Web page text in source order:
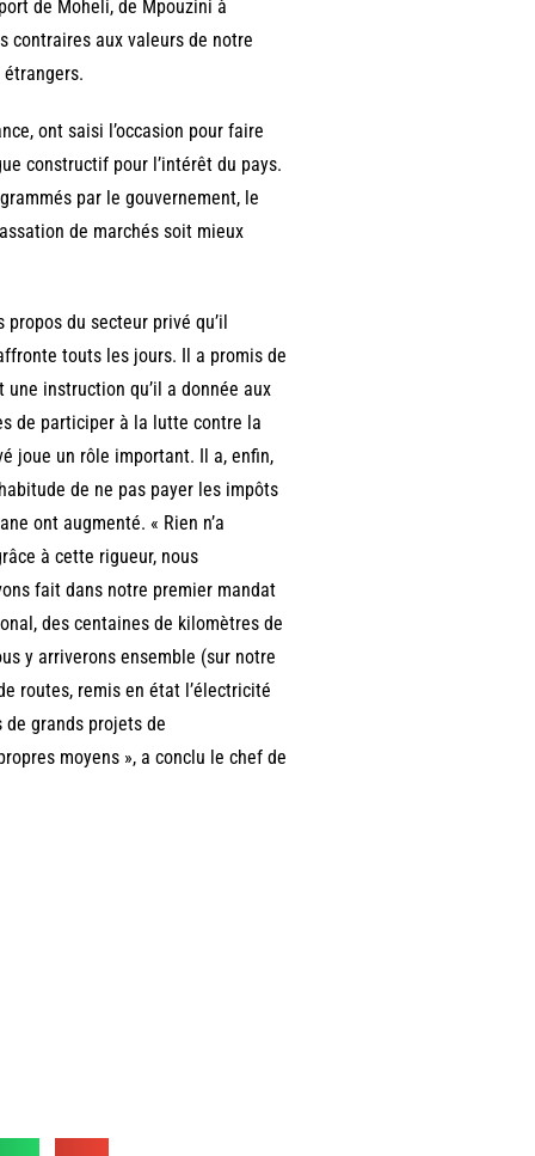
de Moheli, de Mpouzini à
contraires aux valeurs de notre
ont saisi l’occasion pour faire
constructif pour l’intérêt du pays.
par le gouvernement, le
de marchés soit mieux
du secteur privé qu’il
touts les jours. Il a promis de
instruction qu’il a donnée aux
de participer à la lutte contre la
joue un rôle important. Il a, enfin,
de ne pas payer les impôts
ont augmenté. « Rien n’a
à cette rigueur, nous
fait dans notre premier mandat
des centaines de kilomètres de
y arriverons ensemble (sur notre
routes, remis en état l’électricité
de grands projets de
moyens », a conclu le chef de